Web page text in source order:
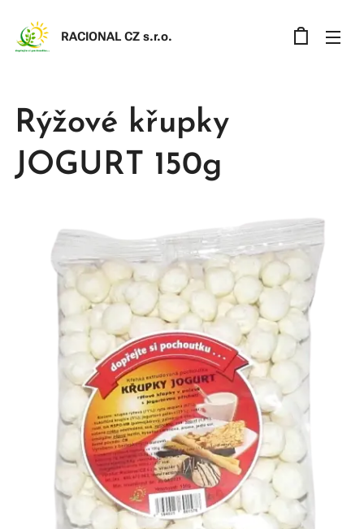
RACIONAL CZ s.r.o.
Rýžové křupky
JOGURT 150g